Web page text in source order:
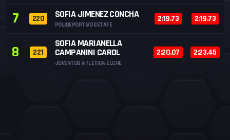
7 220 SOFIA JIMENEZ CONCHA
POLIDEPORTIVO GETAFE
2:19.73 2:19.73
8 221
SOFIA MARIANELLA
CAMPANINI CAROL
JUVENTUD ATLETICA ELCHE
2:20.07 2:23.45